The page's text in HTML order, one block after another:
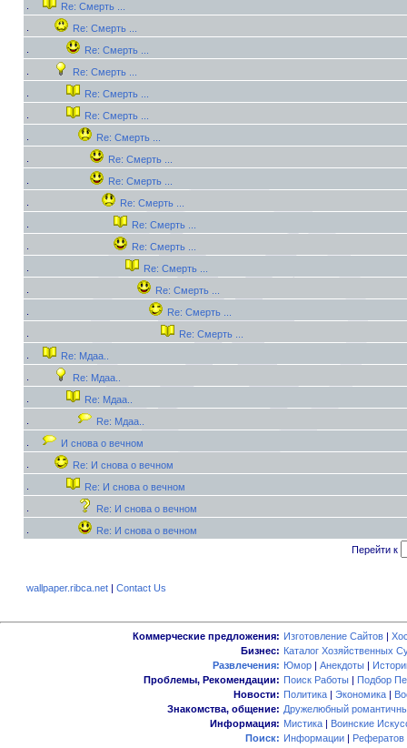
Re: Смерть ...
Re: Смерть ...
Re: Смерть ...
Re: Смерть ...
Re: Смерть ...
Re: Смерть ...
Re: Смерть ...
Re: Смерть ...
Re: Смерть ...
Re: Смерть ...
Re: Смерть ...
Re: Смерть ...
Re: Смерть ...
Re: Смерть ...
Re: Смерть ...
Re: Смерть ...
Re: Мдаа..
Re: Мдаа..
Re: Мдаа..
Re: Мдаа..
И снова о вечном
Re: И снова о вечном
Re: И снова о вечном
Re: И снова о вечном
Re: И снова о вечном
Перейти к
wallpaper.ribca.net| Contact Us
Коммерческие предложения: Изготовление Сайтов |
Бизнес: Каталог Хозяйственных
Развлечения: Юмор | Анекдоты |
Проблемы, Рекомендации: Поиск Работы | Подбор
Новости: Политика | Экономика |
Знакомства, общение: Дружелюбный
Информация: Мистика | Воинские
Поиск: Информации | Рефератов